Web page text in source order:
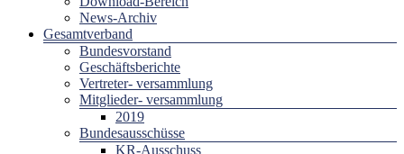
News-Archiv
Gesamtverband
Bundesvorstand
Geschäftsberichte
Vertreter- versammlung
Mitglieder- versammlung
2019
Bundesausschüsse
KR-Ausschuss